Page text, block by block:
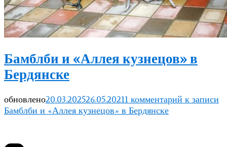
Бамблби и «Аллея кузнецов» в
Бердянске
обновлено20.03.202526.05.20211 комментарий к записи
Бамблби и «Аллея кузнецов» в Бердянске